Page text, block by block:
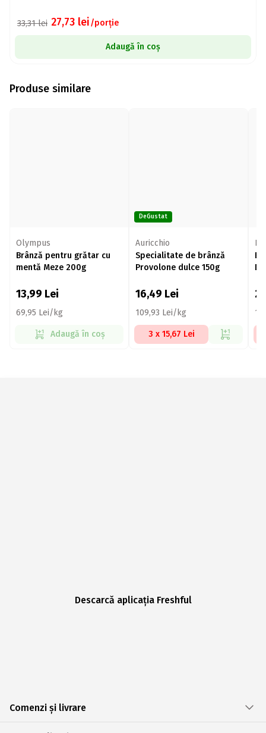
33,31lei 27,73 lei/porție
Adaugă în coș
Produse similare
Olympus
Brânză pentru grătar cu
mentă Meze 200g
13,99 Lei
69,95 Lei/kg
Adaugă în coș
DeGustat
Auricchio
Specialitate de brânză
Provolone dulce 150g
16,49 Lei
109,93 Lei/kg
3 x 15,67 Lei
Descarcă aplicația Freshful
Comenzi și livrare